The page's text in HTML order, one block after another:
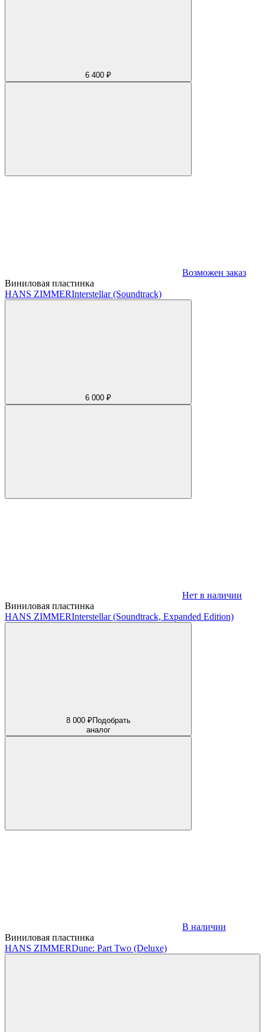
6 400 ₽
Возможен заказ
Виниловая пластинка
HANS ZIMMERInterstellar (Soundtrack)
6 000 ₽
Нет в наличии
Виниловая пластинка
HANS ZIMMERInterstellar (Soundtrack, Expanded Edition)
8 000 ₽Подобрать
аналог
В наличии
Виниловая пластинка
HANS ZIMMERDune: Part Two (Deluxe)